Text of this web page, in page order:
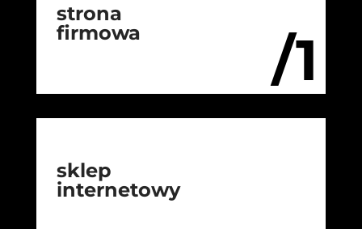
/1
strona
firmowa
sklep
internetowy